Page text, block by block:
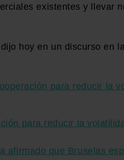
existentes y llevar
hoy en un discurso en
para reducir la
afirmado que Bruselas